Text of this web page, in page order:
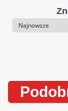
Sortowanie